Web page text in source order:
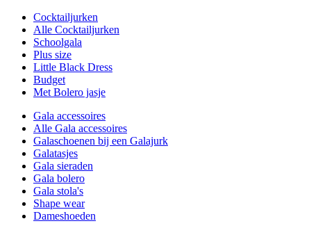
Cocktailjurken
Alle Cocktailjurken
Schoolgala
Plus size
Little Black Dress
Budget
Met Bolero jasje
Gala accessoires
Alle Gala accessoires
Galaschoenen bij een Galajurk
Galatasjes
Gala sieraden
Gala bolero
Gala stola's
Shape wear
Dameshoeden